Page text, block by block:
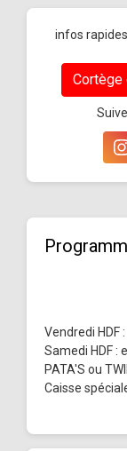
infos
Cortège
Vendredi HDF
Samedi HDF :
PATA'S ou
Caisse